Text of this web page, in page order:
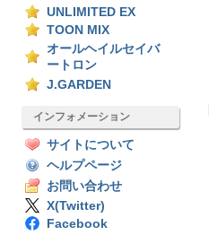
UNLIMITED EX
TOON MIX
オールヘイルセイバ
ートロン
J.GARDEN
インフォメーション
サイトについて
ヘルプページ
お問い合わせ
X(Twitter)
Facebook